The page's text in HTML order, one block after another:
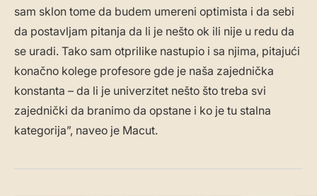
sam sklon tome da budem umereni optimista i da sebi
da postavljam pitanja da li je nešto ok ili nije u redu da
se uradi. Tako sam otprilike nastupio i sa njima, pitajući
konačno kolege profesore gde je naša zajednička
konstanta – da li je univerzitet nešto što treba svi
zajednički da branimo da opstane i ko je tu stalna
kategorija”, naveo je Macut.